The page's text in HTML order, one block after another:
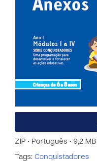
ZIP • Português • 9,2 MB
Tags: Conquistadores